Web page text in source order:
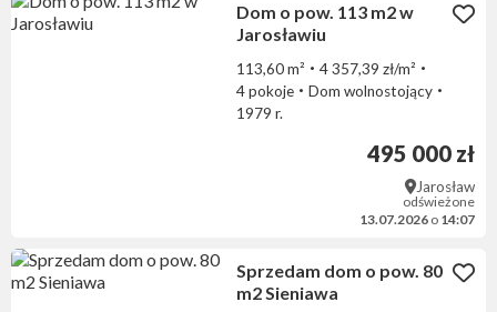
Dom o pow. 113 m2 w
Jarosławiu
113,60 m²
4 357,39 zł/m²
4 pokoje
Dom wolnostojący
1979 r.
495 000 zł
Jarosław
odświeżone
13.07.2026 o 14:07
Sprzedam dom o pow. 80
m2 Sieniawa